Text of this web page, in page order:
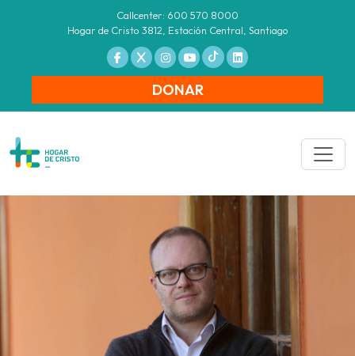
Callcenter: 600 570 8000
Hogar de Cristo 3812, Estación Central, Santiago
DONAR